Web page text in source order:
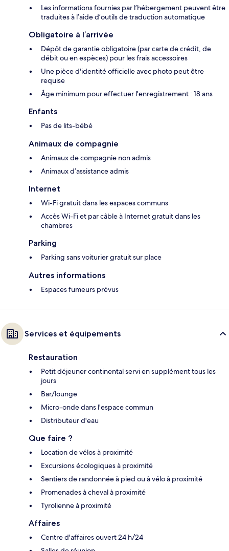
Les informations fournies par l’hébergement peuvent être
traduites à l’aide d’outils de traduction automatique
Obligatoire à l’arrivée
Dépôt de garantie obligatoire (par carte de crédit, de
débit ou en espèces) pour les frais accessoires
Une pièce d'identité officielle avec photo peut être
requise
Âge minimum pour effectuer l'enregistrement : 18 ans
Enfants
Pas de lits-bébé
Animaux de compagnie
Animaux de compagnie non admis
Animaux d’assistance admis
Internet
Wi-Fi gratuit dans les espaces communs
Accès Wi-Fi et par câble à Internet gratuit dans les
chambres
Parking
Parking sans voiturier gratuit sur place
Autres informations
Espaces fumeurs prévus
Services et équipements
Restauration
Petit déjeuner continental servi en supplément tous les
jours
Bar/lounge
Micro-onde dans l'espace commun
Distributeur d'eau
Que faire ?
Location de vélos à proximité
Excursions écologiques à proximité
Sentiers de randonnée à pied ou à vélo à proximité
Promenades à cheval à proximité
Tyrolienne à proximité
Affaires
Centre d'affaires ouvert 24 h/24